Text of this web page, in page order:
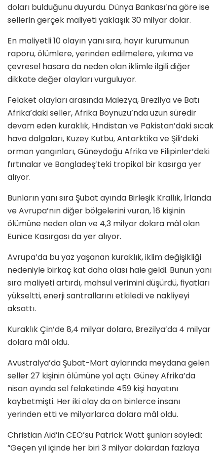
doları bulduğunu duyurdu. Dünya Bankası’na göre ise
sellerin gerçek maliyeti yaklaşık 30 milyar dolar.
En maliyetli 10 olayın yanı sıra, hayır kurumunun
raporu, ölümlere, yerinden edilmelere, yıkıma ve
çevresel hasara da neden olan iklimle ilgili diğer
dikkate değer olayları vurguluyor.
Felaket olayları arasında Malezya, Brezilya ve Batı
Afrika’daki seller, Afrika Boynuzu’nda uzun süredir
devam eden kuraklık, Hindistan ve Pakistan’daki sıcak
hava dalgaları, Kuzey Kutbu, Antarktika ve Şili’deki
orman yangınları, Güneydoğu Afrika ve Filipinler’deki
fırtınalar ve Bangladeş’teki tropikal bir kasırga yer
alıyor.
Bunların yanı sıra Şubat ayında Birleşik Krallık, İrlanda
ve Avrupa’nın diğer bölgelerini vuran, 16 kişinin
ölümüne neden olan ve 4,3 milyar dolara mâl olan
Eunice Kasırgası da yer alıyor.
Avrupa’da bu yaz yaşanan kuraklık, iklim değişikliği
nedeniyle birkaç kat daha olası hale geldi. Bunun yanı
sıra maliyeti artırdı, mahsul verimini düşürdü, fiyatları
yükseltti, enerji santrallarını etkiledi ve nakliyeyi
aksattı.
Kuraklık Çin’de 8,4 milyar dolara, Brezilya’da 4 milyar
dolara mâl oldu.
Avustralya’da Şubat-Mart aylarında meydana gelen
seller 27 kişinin ölümüne yol açtı. Güney Afrika’da
nisan ayında sel felaketinde 459 kişi hayatını
kaybetmişti. Her iki olay da on binlerce insanı
yerinden etti ve milyarlarca dolara mâl oldu.
Christian Aid’in CEO’su Patrick Watt şunları söyledi:
“Geçen yıl içinde her biri 3 milyar dolardan fazlaya